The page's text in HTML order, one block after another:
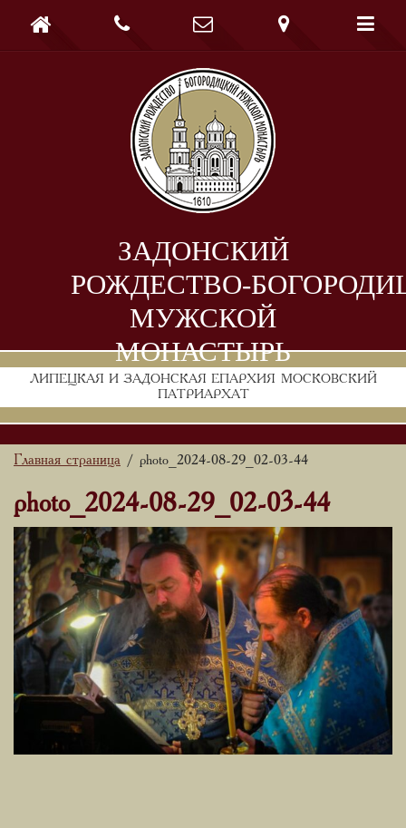
ЗАДОНСКИЙ
РОЖДЕСТВО-
МУЖСКОЙ
МОНАСТЫРЬ
ЛИПЕЦКАЯ И ЗАДОНСКАЯ ЕПАРХИЯ МОСКОВСКИЙ
ПАТРИАРХАТ
    
Главная страница / photo_2024-08-29_02-03-44
photo_2024-08-29_02-03-44